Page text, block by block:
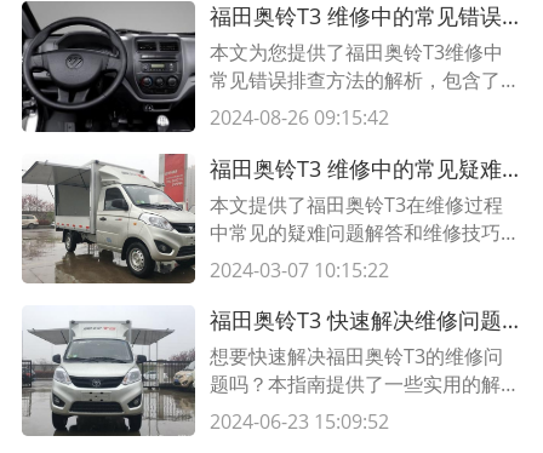
福田奥铃T3 维修中的常见错误排查方法解析
本文为您提供了福田奥铃T3维修中
常见错误排查方法的解析，包含了表
格展示，帮助您快速定位和解决车辆
2024-08-26 09:15:42
福田奥铃T3 维修中的常见疑难问题解答和维修技巧
本文提供了福田奥铃T3在维修过程
中常见的疑难问题解答和维修技巧，
为车主和技师提供了有价值的参考，
2024-03-07 10:15:22
福田奥铃T3 快速解决维修问题的实用指南
想要快速解决福田奥铃T3的维修问
题吗？本指南提供了一些实用的解决
方法和技巧，帮助您高效解决常见的
2024-06-23 15:09:52